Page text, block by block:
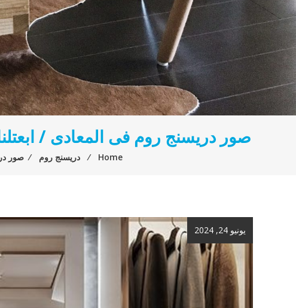
صور دريسنج روم فى المعادى /
Home
⁄ دريسنج روم ⁄ صور
يونيو 24, 2024